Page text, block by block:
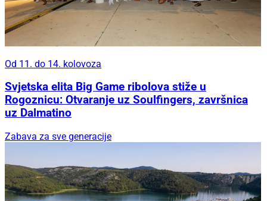
Od 11. do 14. kolovoza
Svjetska elita Big Game ribolova stiže u
Rogoznicu: Otvaranje uz Soulfingers, završnica
uz Dalmatino
Zabava za sve generacije